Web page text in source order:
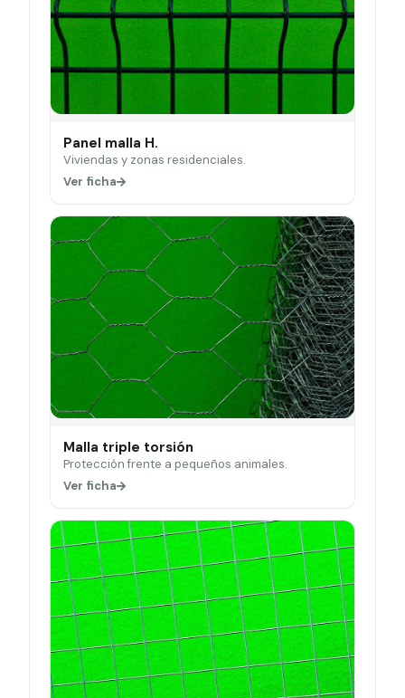
Panel malla H.
Viviendas y zonas residenciales.
Ver ficha
Malla triple torsión
Protección frente a pequeños animales.
Ver ficha